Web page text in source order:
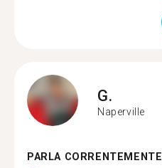
G.
Naperville
PARLA CORRENTEMENTE